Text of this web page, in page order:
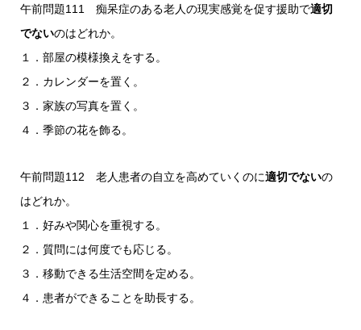
午前問題111 痴呆症のある老人の現実感覚を促す援助で適切
でないのはどれか。
１．部屋の模様換えをする。
２．カレンダーを置く。
３．家族の写真を置く。
４．季節の花を飾る。
午前問題112 老人患者の自立を高めていくのに適切でないの
はどれか。
１．好みや関心を重視する。
２．質問には何度でも応じる。
３．移動できる生活空間を定める。
４．患者ができることを助長する。